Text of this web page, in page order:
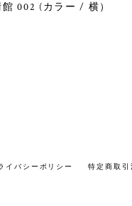
002 (カラー / 横）
イバシーポリシー 特定商取引